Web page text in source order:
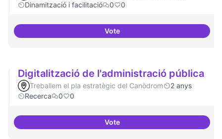
Dinamització i facilitació
0 0
VoteSuport a projectes digitals i
Digitalització de l'administració pública
Treballem el pla estratègic del Canòdrom
2 anys
Recerca
0 0
VoteDigitalització de l'administració